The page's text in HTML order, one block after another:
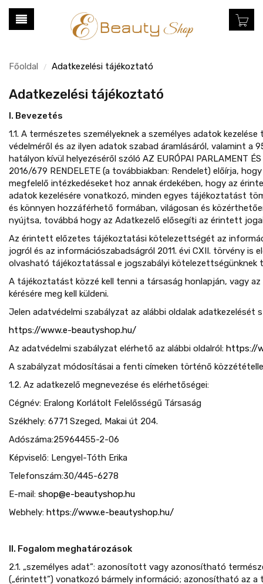
Főoldal / Adatkezelési tájékoztató
Adatkezelési tájékoztató
I. Bevezetés
1.1. A természetes személyeknek a személyes adatok
védelméről és az ilyen adatok szabad áramlásáról, valamint a
hatályon kívül helyezéséről szóló AZ EURÓPAI PARLAMENT ÉS
2016/679 RENDELETE (a továbbiakban: Rendelet) előírja,
megfelelő intézkedéseket hoz annak érdekében, hogy az
adatok kezelésére vonatkozó, minden egyes tájékoztatást
és könnyen hozzáférhető formában, világosan és
nyújtsa, továbbá hogy az Adatkezelő elősegíti az érintett
Az érintett előzetes tájékoztatási kötelezettségét az
jogról és az információszabadságról 2011. évi CXII. törvény is
olvasható tájékoztatással e jogszabályi kötelezettségünknek
A tájékoztatást közzé kell tenni a társaság honlapján, vagy
kérésére meg kell küldeni.
Jelen adatvédelmi szabályzat az alábbi oldalak adatkezelését
https://www.e-beautyshop.hu/
Az adatvédelmi szabályzat elérhető az alábbi oldalról: https://
A szabályzat módosításai a fenti címeken történő
1.2. Az adatkezelő megnevezése és elérhetőségei:
Cégnév: Eralong Korlátolt Felelősségű Társaság
Székhely: 6771 Szeged, Makai út 204.
Adószáma:25964455-2-06
Képviselő: Lengyel-Tóth Erika
Telefonszám:30/445-6278
E-mail: shop@e-beautyshop.hu
Webhely: https://www.e-beautyshop.hu/
II. Fogalom meghatározások
2.1. „személyes adat”: azonosított vagy azonosítható
(„érintett”) vonatkozó bármely információ; azonosítható az a